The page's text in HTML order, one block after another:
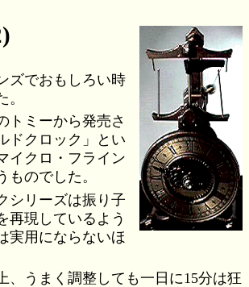
ズでおもしろい時
トミーから発売さ
ドクロック」とい
イクロ・フライン
ものでした。
シリーズは振り子
再現しているよう
実用にならないほ
、うまく調整しても一日に15分は狂